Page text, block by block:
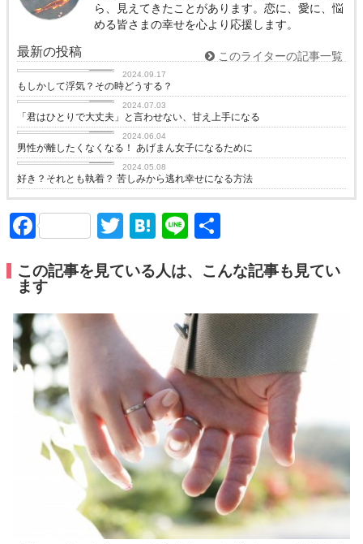
ら、見えてきたことがあります。恋に、愛に、悩
める皆さまの幸せを心より応援します。
最新の投稿 このライターの記事一覧
2024.09.17
もしかして浮気？その時どうする？
love
2024.07.03
「君はひとりで大丈夫」と言わせない、甘え上手になる
love
2024.06.04
男性が離したくなくなる！ あげまん女子になるために
love
2024.05.08
好き？それとも執着？ 苦しみから逃れ幸せになる方法
FacebookTwitter
Hatena
Line
この記事を見ている人は、こんな記事も見てい
ます